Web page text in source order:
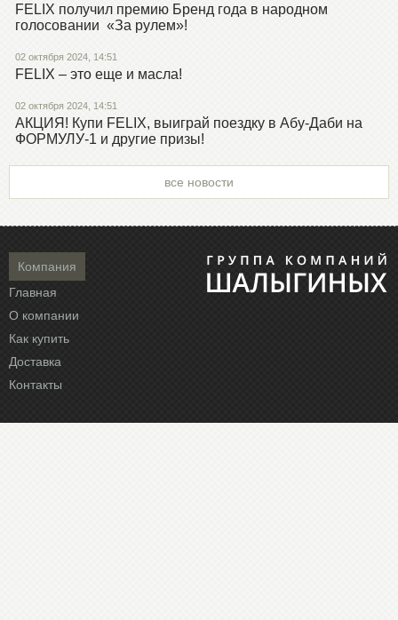
FELIX получил премию Бренд года в народном
голосовании «За рулем»!
02 октября 2024, 14:51
FELIX – это еще и масла!
02 октября 2024, 14:51
АКЦИЯ! Купи FELIX, выиграй поездку в Абу-Даби на
ФОРМУЛУ-1 и другие призы!
все новости
Компания
Главная
О компании
Как купить
Доставка
Контакты